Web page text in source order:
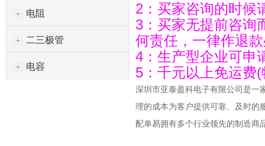
电阻
二三极管
电容
2：买家咨询的时候
3：买家无提前咨询
何责任，一律作退
4：生产型企业可申
5：千元以上免运费
深圳市亚泰盈科电子有限公司是一
理的成本为客户提供可靠、及时的
配单易拥有多个行业领先的制造商